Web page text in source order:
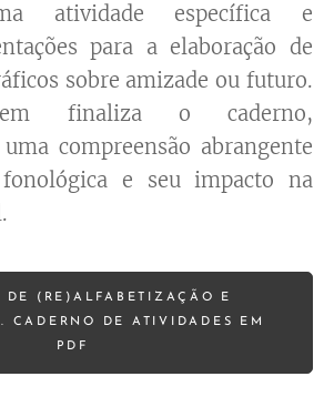
atividade específica e
para a elaboração de
sobre amizade ou futuro.
finaliza o caderno,
compreensão abrangente
e seu impacto na
DE (RE)ALFABETIZAÇÃO E
CADERNO DE ATIVIDADES EM
PDF